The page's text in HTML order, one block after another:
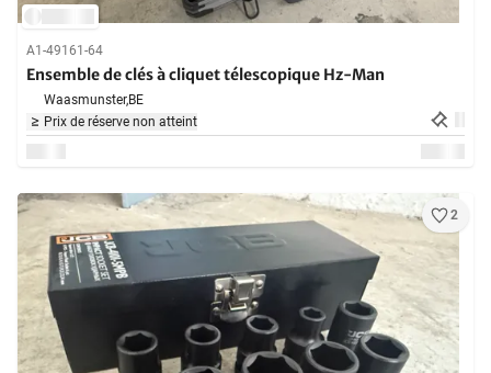
A1-49161-64
Ensemble de clés à cliquet télescopique Hz-Man
Waasmunster,BE
Prix de réserve non atteint
2